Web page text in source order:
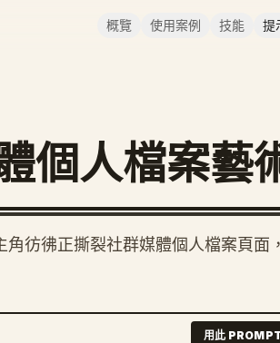
概覽 使用案例 技能 提
個人檔案藝
彷彿正撕裂社群媒體個人檔案頁面
用此